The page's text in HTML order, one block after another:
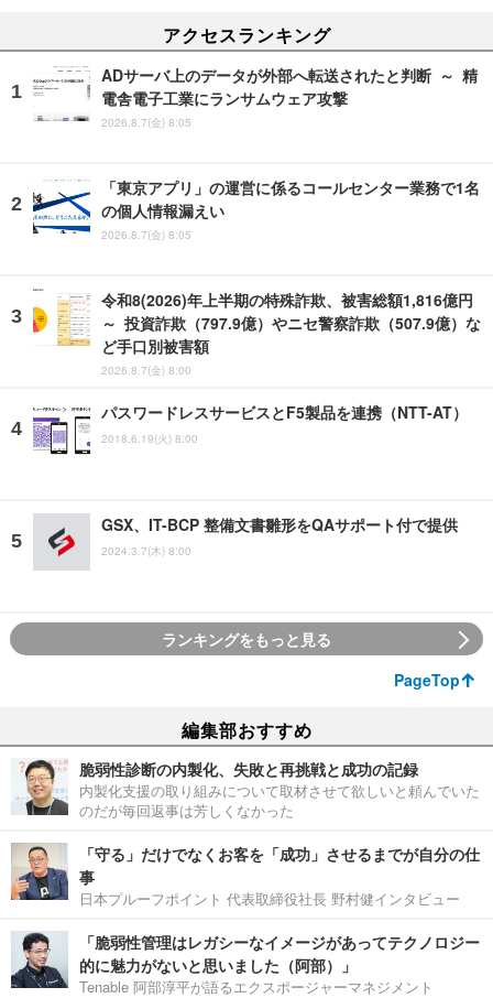
アクセスランキング
ADサーバ上のデータが外部へ転送されたと判断 ～ 精
電舎電子工業にランサムウェア攻撃
2026.8.7(金) 8:05
「東京アプリ」の運営に係るコールセンター業務で1名
の個人情報漏えい
2026.8.7(金) 8:05
令和8(2026)年上半期の特殊詐欺、被害総額1,816億円
～ 投資詐欺（797.9億）やニセ警察詐欺（507.9億）な
ど手口別被害額
2026.8.7(金) 8:00
パスワードレスサービスとF5製品を連携（NTT-AT）
2018.6.19(火) 8:00
GSX、IT-BCP 整備文書雛形をQAサポート付で提供
2024.3.7(木) 8:00
ランキングをもっと見る
PageTop
編集部おすすめ
脆弱性診断の内製化、失敗と再挑戦と成功の記録
内製化支援の取り組みについて取材させて欲しいと頼んでいた
のだが毎回返事は芳しくなかった
「守る」だけでなくお客を「成功」させるまでが自分の仕
事
日本プルーフポイント 代表取締役社長 野村健インタビュー
「脆弱性管理はレガシーなイメージがあってテクノロジー
的に魅力がないと思いました（阿部）」
Tenable 阿部淳平が語るエクスポージャーマネジメント